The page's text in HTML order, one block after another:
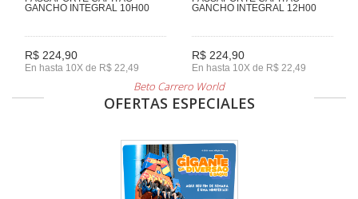
GANCHO INTEGRAL 10H00
R$ 224,90
En hasta 10X de R$ 22,49
GANCHO INTEGRAL 12H00
R$ 224,90
En hasta 10X de R$ 22,49
Beto Carrero World
OFERTAS ESPECIALES